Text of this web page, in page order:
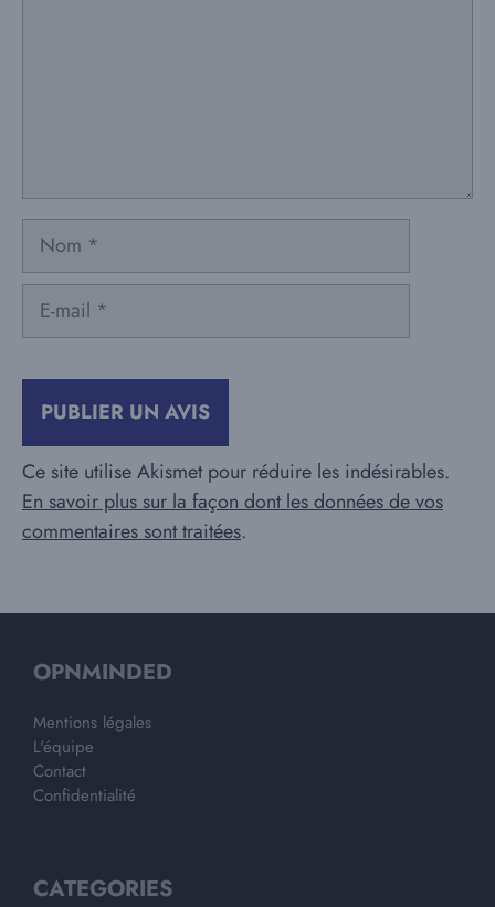
Nom
Ce site utilise Akismet pour réduire les indésirables.
En savoir plus sur la façon dont les données de vos
commentaires sont traitées.
OPNMINDED
Mentions légales
L'équipe
Contact
Confidentialité
CATEGORIES